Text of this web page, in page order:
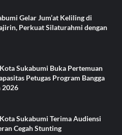
Gelar Jum’at Keliling di
Perkuat Silaturahmi dengan
Sukabumi Buka Pertemuan
Petugas Program Bangga
2026
Sukabumi Terima Audiensi
Cegah Stunting